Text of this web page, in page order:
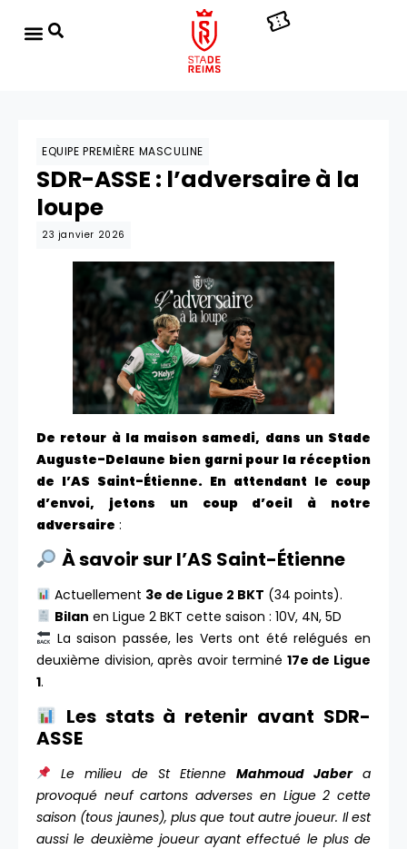
EQUIPE PREMIÈRE MASCULINE
SDR-ASSE : l’adversaire à la
loupe
23 janvier 2026
De retour à la maison samedi, dans un Stade
Auguste-Delaune bien garni pour la réception
de l’AS Saint-Étienne. En attendant le coup
d’envoi, jetons un coup d’oeil à notre
adversaire :
À savoir sur l’AS Saint-Étienne
Actuellement 3e de Ligue 2 BKT (34 points).
Bilan en Ligue 2 BKT cette saison : 10V, 4N, 5D
La saison passée, les Verts ont été relégués en
deuxième division, après avoir terminé 17e de Ligue
1.
Les stats à retenir avant SDR-
ASSE
Le milieu de St Etienne Mahmoud Jabera
provoqué neuf cartons adverses en Ligue 2 cette
saison (tous jaunes), plus que tout autre joueur. Il est
aussi le deuxième joueur ayant effectué le plus de